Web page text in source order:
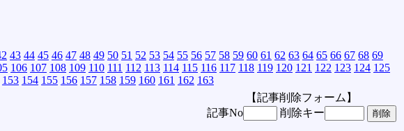
43 44 45 46 47 48 49 50 51 52 53 54 55 56 57 58 59 60 61 62 63 64 65 66 67 68 69
106 107 108 109 110 111 112 113 114 115 116 117 118 119 120 121 122 123 124 125
153 154 155 156 157 158 159 160 161 162 163
【記事削除フォーム】
記事No
削除キー